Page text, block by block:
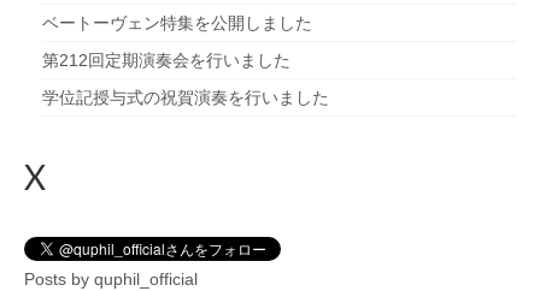
ベートーヴェン特集を公開しました
第212回定期演奏会を行いました
学位記授与式の祝賀演奏を行いました
X
Posts by quphil_official